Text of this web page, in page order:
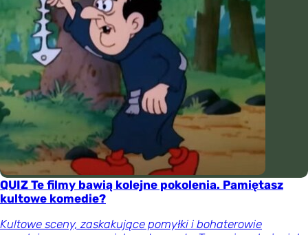
QUIZ Te filmy bawią kolejne pokolenia. Pamiętasz
kultowe komedie?
Kultowe sceny, zaskakujące pomyłki i bohaterowie